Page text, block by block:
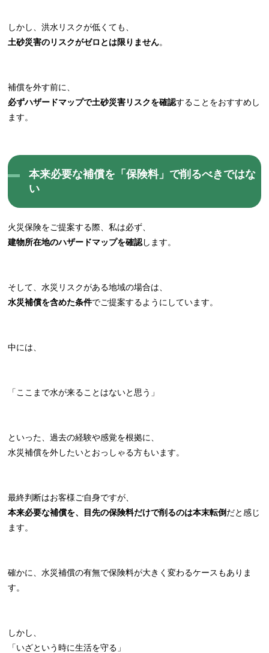
しかし、洪水リスクが低くても、
土砂災害のリスクがゼロとは限りません。
補償を外す前に、
必ずハザードマップで土砂災害リスクを確認することをおすすめし
ます。
本来必要な補償を「保険料」で削るべきではな
い
火災保険をご提案する際、私は必ず、
建物所在地のハザードマップを確認します。
そして、水災リスクがある地域の場合は、
水災補償を含めた条件でご提案するようにしています。
中には、
「ここまで水が来ることはないと思う」
といった、過去の経験や感覚を根拠に、
水災補償を外したいとおっしゃる方もいます。
最終判断はお客様ご自身ですが、
本来必要な補償を、目先の保険料だけで削るのは本末転倒だと感じ
ます。
確かに、水災補償の有無で保険料が大きく変わるケースもありま
す。
しかし、
「いざという時に生活を守る」